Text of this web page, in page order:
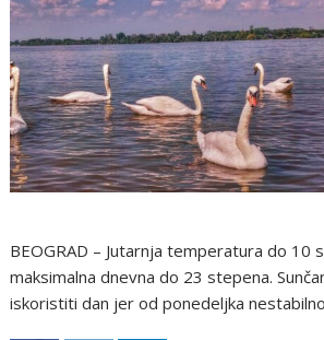
BEOGRAD – Jutarnja temperatura do 10
maksimalna dnevna do 23 stepena.
iskoristiti dan jer od ponedeljka